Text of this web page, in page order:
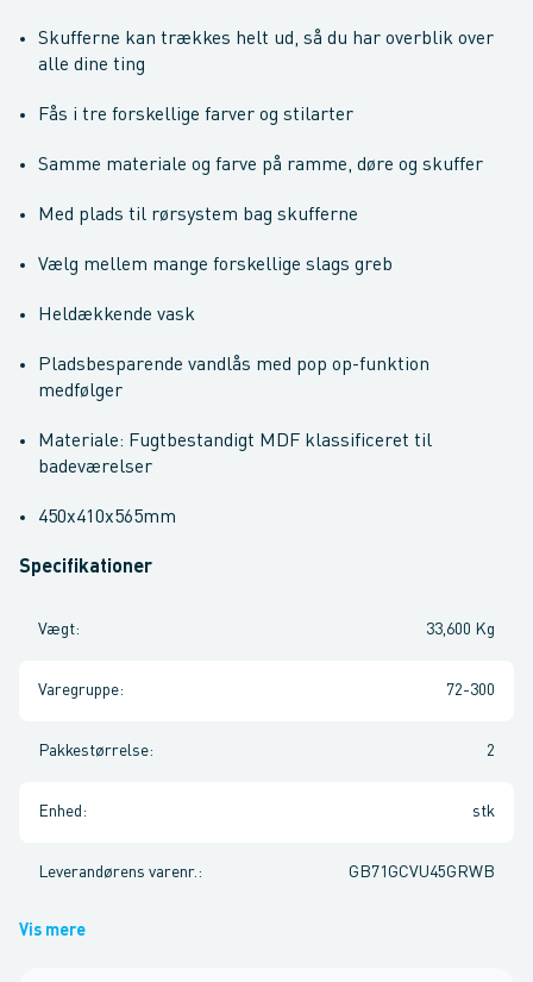
Skufferne kan trækkes helt ud, så du har overblik over
alle dine ting
Fås i tre forskellige farver og stilarter
Samme materiale og farve på ramme, døre og skuffer
Med plads til rørsystem bag skufferne
Vælg mellem mange forskellige slags greb
Heldækkende vask
Pladsbesparende vandlås med pop op-funktion
medfølger
Materiale: Fugtbestandigt MDF klassificeret til
badeværelser
450x410x565mm
Specifikationer
Vægt: 33,600 Kg
Varegruppe: 72-300
Pakkestørrelse: 2
Enhed : stk
Leverandørens varenr. : GB71GCVU45GRWB
Vis mere